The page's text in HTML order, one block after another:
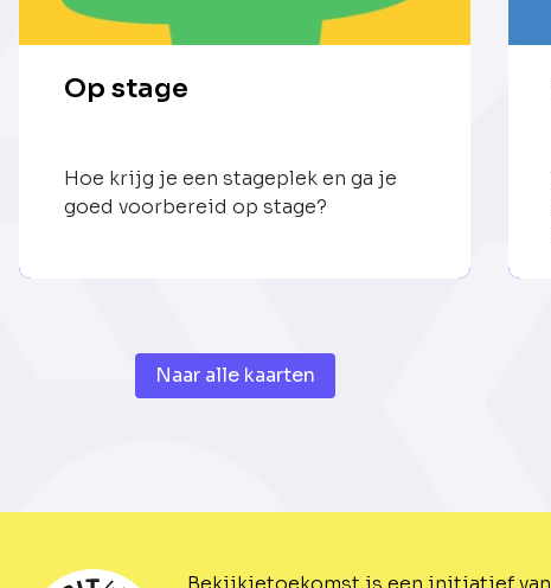
Op stage
Hoe krijg je een stageplek en ga je
goed voorbereid op stage?
Naar alle kaarten